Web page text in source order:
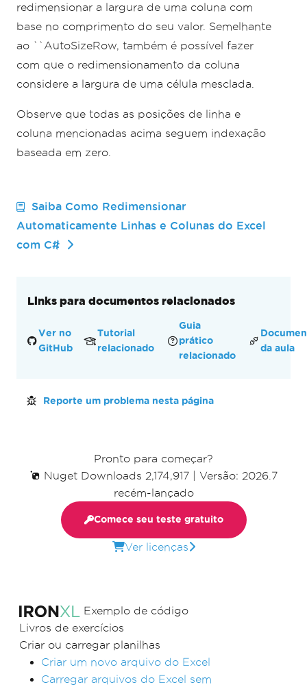
Exemplo de código
Livros de exercícios
Criar ou carregar planilhas
Criar um novo arquivo do Excel
Carregar arquivos do Excel sem
redimensionar a largura de uma coluna com
base no comprimento do seu valor. Semelhante
ao ``AutoSizeRow, também é possível fazer
com que o redimensionamento da coluna
considere a largura de uma célula mesclada.
Observe que todas as posições de linha e
coluna mencionadas acima seguem indexação
baseada em zero.
Saiba Como Redimensionar
Automaticamente Linhas e Colunas do Excel
com C#
Links para documentos relacionados
Ver no
GitHub
Tutorial
relacionado
Guia
prático
relacionado
da aula
Reporte um problema nesta página
Pronto para começar?
Nuget Downloads 2,174,917
Versão: 2026.7
recém-lançado
Comece seu teste gratuito
Ver licenças